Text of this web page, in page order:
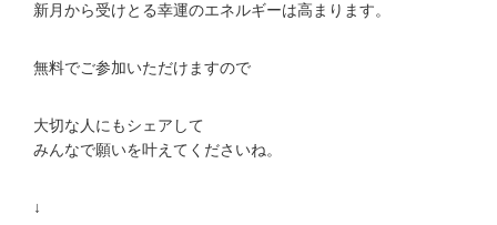
新月から受けとる幸運のエネルギーは高まります。
無料でご参加いただけますので
大切な人にもシェアして
みんなで願いを叶えてくださいね。
↓